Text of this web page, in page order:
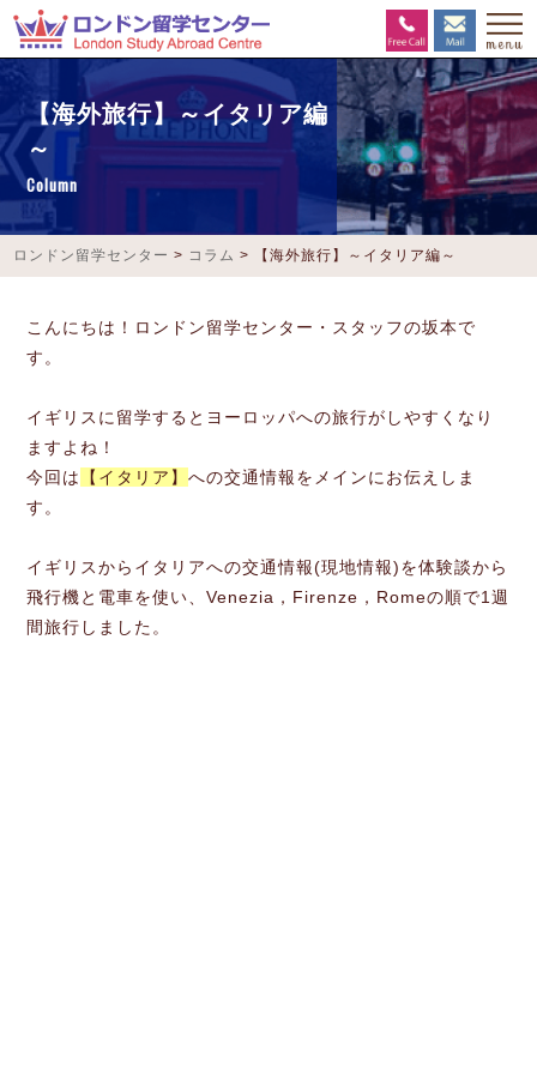
【海外旅行】～イタリア編
～
Column
ロンドン留学センター > コラム > 【海外旅行】～イタリア編～
こんにちは！ロンドン留学センター・スタッフの坂本で
す。
イギリスに留学するとヨーロッパへの旅行がしやすくなり
ますよね！
今回は
【イタリア】への交通情報をメインにお伝えしま
す。
イギリスからイタリアへの交通情報(現地情報)を体験談から
飛行機と電車を使い、Venezia，Firenze，Romeの順で1週
間旅行しました。